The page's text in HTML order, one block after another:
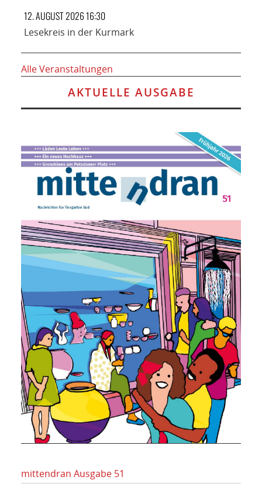
12. AUGUST 2026 16:30
Lesekreis in der Kurmark
Alle Veranstaltungen
AKTUELLE AUSGABE
mittendran Ausgabe 51